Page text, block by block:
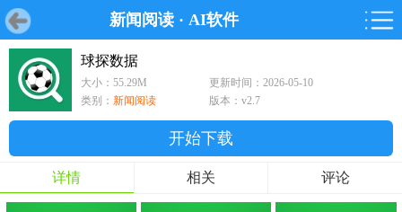
新闻阅读 · AI软件
首页 游戏
首页 游戏 软件 鸿蒙
游戏
鸿蒙
软件
球探数据
大小：55.29M
更新时间：2026-05-10
类别： 新闻阅读 版本：v2.7
开始下载
详情 相关 评论